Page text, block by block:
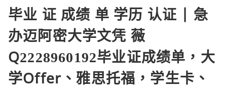
毕业 证 成绩 单 学历 认证 | 急
办迈阿密大学文凭 薇
Q2228960192毕业证成绩单，大
学Offer、雅思托福，学生卡、